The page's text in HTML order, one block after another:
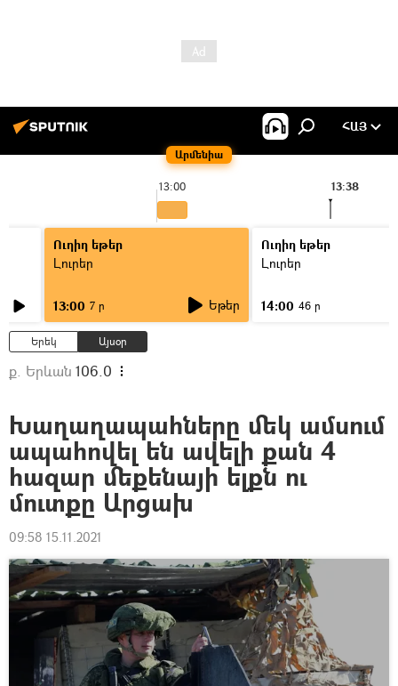
Արմենիա
ՀԱՅ
13:00 13:38
Ուղիղ եթեր
Լուրեր
13:00 7 ր Եթեր
Ուղիղ եթեր
Լուրեր
14:00 46 ր
Երեկ Այսօր
ք. Երևան 106.0
Խաղաղապահները մեկ ամսում
ապահովել են ավելի քան 4
հազար մեքենայի ելքն ու
մուտքը Արցախ
09:58 15.11.2021